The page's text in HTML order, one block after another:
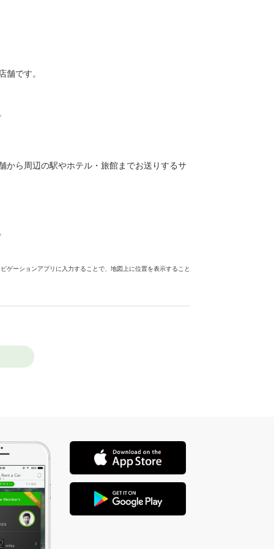
舗です。
から周辺の駅やホテル・旅館までお送りするサ
ーションアプリに入力することで、地図上に位置を表示すること